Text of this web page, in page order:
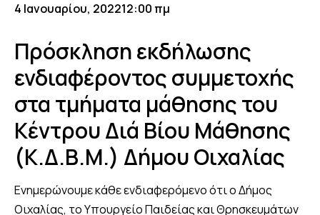
4 Ιανουαρίου, 202212:00 πμ
Πρόσκληση εκδήλωσης
ενδιαφέροντος συμμετοχής
στα τμήματα μάθησης του
Κέντρου Διά Βίου Μάθησης
(Κ.Δ.Β.Μ.) Δήμου Οιχαλίας
Ενημερώνουμε κάθε ενδιαφερόμενο ότι ο Δήμος
Οιχαλίας, το Υπουργείο Παιδείας και Θρησκευμάτων